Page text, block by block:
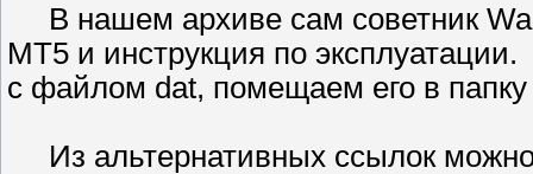
В нашем архиве сам советник
МТ5 и инструкция по
с файлом dat, помещаем его в
Из альтернативных ссылок